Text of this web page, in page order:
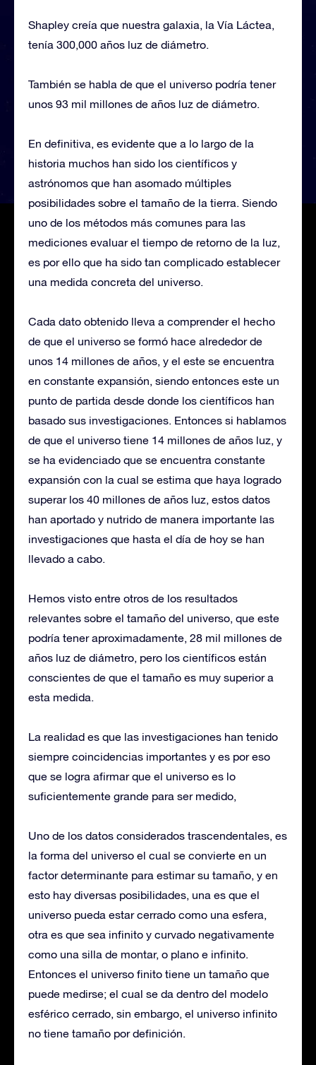
Shapley creía que nuestra galaxia, la Vía Láctea,
tenía 300,000 años luz de diámetro.
También se habla de que el universo podría tener
unos 93 mil millones de años luz de diámetro.
En definitiva, es evidente que a lo largo de la
historia muchos han sido los científicos y
astrónomos que han asomado múltiples
posibilidades sobre el tamaño de la tierra. Siendo
uno de los métodos más comunes para las
mediciones evaluar el tiempo de retorno de la luz,
es por ello que ha sido tan complicado establecer
una medida concreta del universo.
Cada dato obtenido lleva a comprender el hecho
de que el universo se formó hace alrededor de
unos 14 millones de años, y el este se encuentra
en constante expansión, siendo entonces este un
punto de partida desde donde los científicos han
basado sus investigaciones. Entonces si hablamos
de que el universo tiene 14 millones de años luz, y
se ha evidenciado que se encuentra constante
expansión con la cual se estima que haya logrado
superar los 40 millones de años luz, estos datos
han aportado y nutrido de manera importante las
investigaciones que hasta el día de hoy se han
llevado a cabo.
Hemos visto entre otros de los resultados
relevantes sobre el tamaño del universo, que este
podría tener aproximadamente, 28 mil millones de
años luz de diámetro, pero los científicos están
conscientes de que el tamaño es muy superior a
esta medida.
La realidad es que las investigaciones han tenido
siempre coincidencias importantes y es por eso
que se logra afirmar que el universo es lo
suficientemente grande para ser medido,
Uno de los datos considerados trascendentales, es
la forma del universo el cual se convierte en un
factor determinante para estimar su tamaño, y en
esto hay diversas posibilidades, una es que el
universo pueda estar cerrado como una esfera,
otra es que sea infinito y curvado negativamente
como una silla de montar, o plano e infinito.
Entonces el universo finito tiene un tamaño que
puede medirse; el cual se da dentro del modelo
esférico cerrado, sin embargo, el universo infinito
no tiene tamaño por definición.